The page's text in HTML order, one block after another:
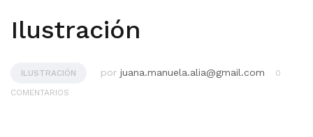
Ilustración
ILUSTRACIÓN por juana.manuela.alia@gmail.com
0
COMENTARIOS